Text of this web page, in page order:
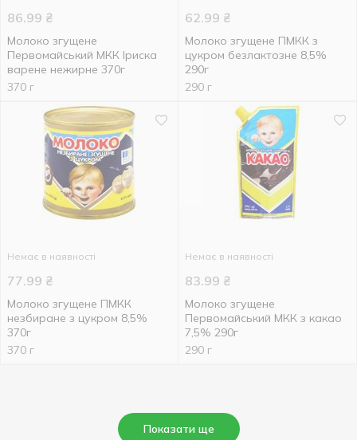
86.99 ₴
Молоко згущене
Первомайський МКК Іриска
варене нежирне 370г
370 г
62.99 ₴
Молоко згущене ПМКК з
цукром безлактозне 8,5%
290г
290 г
Немає в наявності
77.99 ₴
Молоко згущене ПМКК
незбиране з цукром 8,5%
370г
370 г
Немає в наявності
83.99 ₴
Молоко згущене
Первомайський МКК з какао
7,5% 290г
290 г
Показати ще